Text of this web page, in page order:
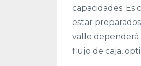
capacidades.
estar
valle dependerá
flujo de caja,